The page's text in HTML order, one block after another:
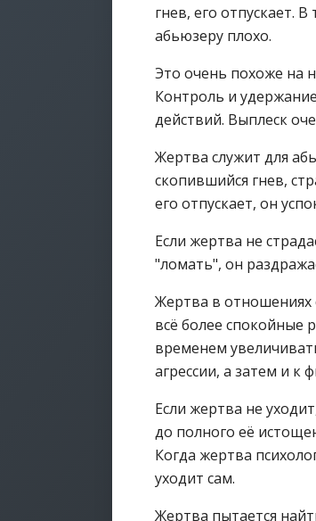
гнев, его отпускает.
абьюзеру плохо.
Это очень похоже на
Контроль и
действий. Выплеск
Жертва служит для
скопившийся гнев,
его отпускает, он
Если жертва не
"ломать", он
Жертва в отношениях
всё более спокойные
временем
агрессии, а затем и к
Если жертва не
до полного её
Когда жертва
уходит сам.
Жертва пытается